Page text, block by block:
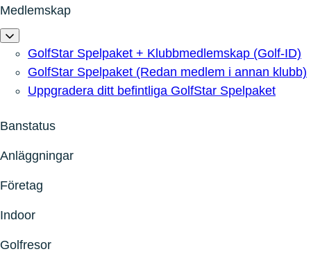
Medlemskap
GolfStar Spelpaket + Klubbmedlemskap (Golf-ID)
GolfStar Spelpaket (Redan medlem i annan klubb)
Uppgradera ditt befintliga GolfStar Spelpaket
Banstatus
Anläggningar
Företag
Indoor
Golfresor